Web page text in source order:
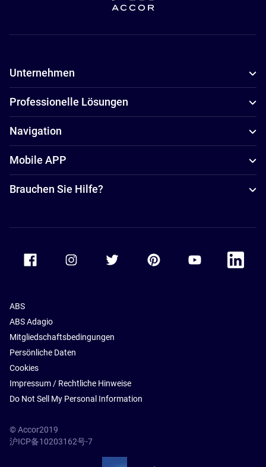
Unternehmen
Professionelle Lösungen
Navigation
Mobile APP
Brauchen Sie Hilfe?
Accor Youtube
Accor
ABS
ABS Adagio
Mitgliedschaftsbedingungen
Persönliche Daten
Cookies
Impressum / Rechtliche Hinweise
Do Not Sell My Personal Information
© Accor2019
沪ICP备10203162号-7